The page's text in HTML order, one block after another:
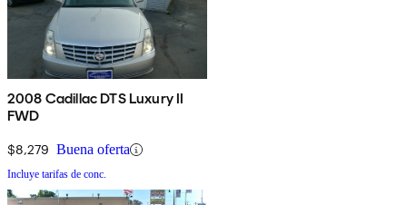
2008 Cadillac DTS Luxury II
FWD
$8,279 Buena oferta
Incluye tarifas de conc.